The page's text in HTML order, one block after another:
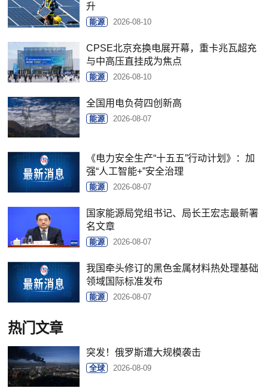
升
能源 2026-08-10
CPSE北京充换电展开幕，重卡兆瓦超充
与中高压直挂成为焦点
能源 2026-08-10
全国用电负荷四创新高
能源 2026-08-07
《电力安全生产“十五五”行动计划》：加
强“人工智能+”安全治理
能源 2026-08-07
国家能源局党组书记、局长王宏志最新署
名文章
能源 2026-08-07
我国牵头修订的黑色金属材料热处理基础
领域国际标准发布
能源 2026-08-07
热门文章
突发！俄罗斯遭大规模袭击
全球 2026-08-09